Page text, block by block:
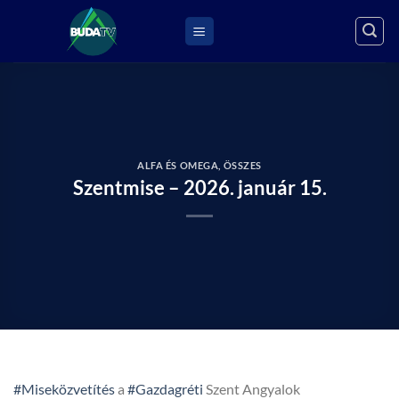
ALFA ÉS OMEGA ÖSSZES
Szentmise – 2026. január 15.
#Miseközvetítésa #Gazdagréti Szent Angyalok